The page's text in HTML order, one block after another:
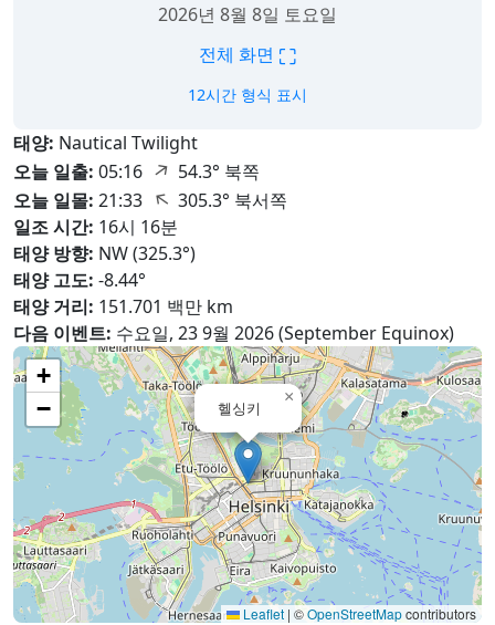
2026년 8월 8일 토요일
전체 화면 ⛶
12시간 형식 표시
태양: Nautical Twilight
오늘 일출: 05:16 ↑ 54.3° 북쪽
오늘 일몰: 21:33 ↑305.3° 북서쪽
일조 시간: 16시 16분
태양 방향: NW (325.3°)
태양 고도: -8.44°
태양 거리: 151.701 백만 km
다음 이벤트: 수요일, 23 9월 2026 (September Equinox)
헬싱키
×
+
−
Leaflet | ©OpenStreetMapcontributors